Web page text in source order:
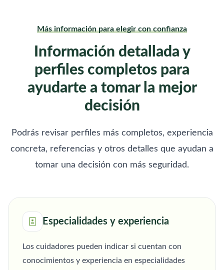
Más información para elegir con confianza
Información detallada y
perfiles completos para
ayudarte a tomar la mejor
decisión
Podrás revisar perfiles más completos, experiencia
concreta, referencias y otros detalles que ayudan a
tomar una decisión con más seguridad.
Especialidades y experiencia
Los cuidadores pueden indicar si cuentan con
conocimientos y experiencia en especialidades